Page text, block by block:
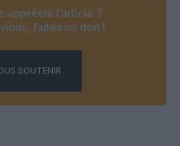
apprécié l’article ?
faites un don !
SOUTENIR